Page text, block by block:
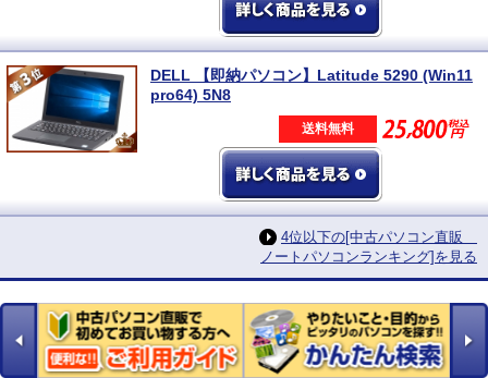
DELL 【即納パソコン】Latitude 5290 (Win11
pro64) 5N8
送料無料
4位以下の[中古パソコン直販
ノートパソコンランキング]を見る